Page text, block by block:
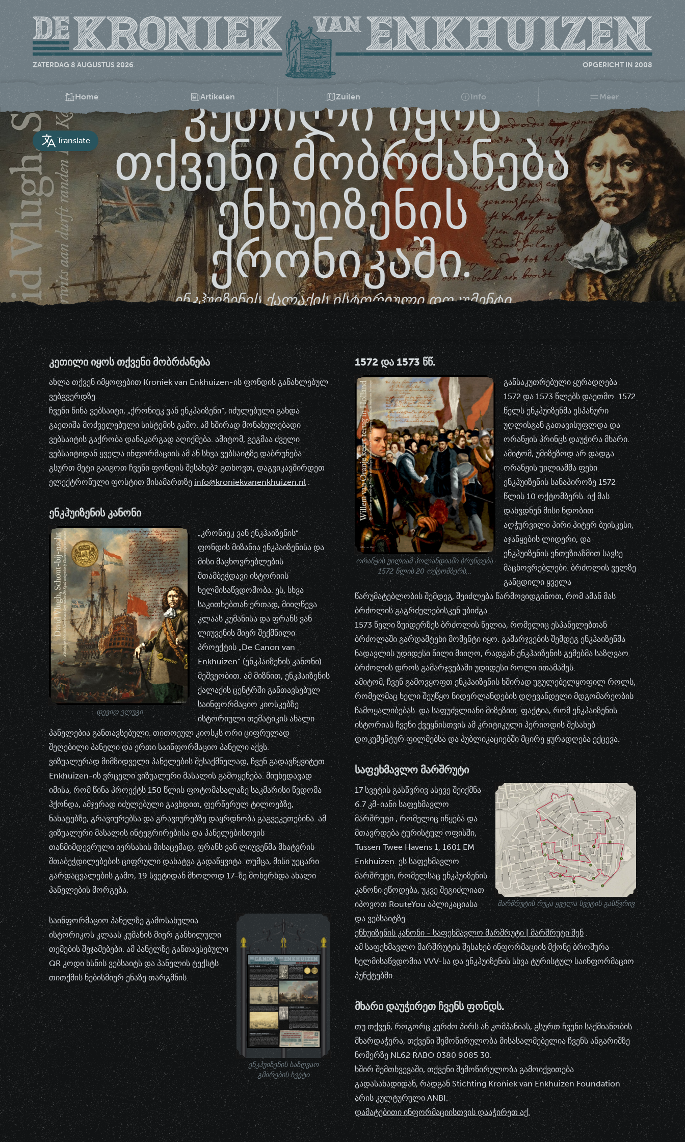
ZATERDAG 8 AUGUSTUS 2026 OPGERICHT IN 2008
Home Artikelen Zuilen Info Meer
Translate
კეთილი იყოს
თქვენი მობრძანება
ენხუიზენის
ქრონიკაში.
ენკჰუიზენის ქალაქის ისტორიული დოკუმენტი
ᲙᲔᲗᲘᲚᲘ ᲘᲧᲝᲡ ᲗᲥᲕᲔᲜᲘ ᲛᲝᲑᲠᲫᲐᲜᲔᲑᲐ
ახლა თქვენ იმყოფებით Kroniek van Enkhuizen-ის ფონდის განახლებულ
ვებგვერდზე.
ჩვენი წინა ვებსაიტი, „ქრონიეკ ვან ენკჰაიზენი“, იძულებული გახდა
გაეთიშა მოძველებული სისტემის გამო. ამ ხშირად მონახულებადი
ვებსაიტის გაქრობა დანაკარგად აღიქმება. ამიტომ, გეგმაა ძველი
ვებსაიტიდან ყველა ინფორმაციის ამ ან სხვა ვებსაიტზე დაბრუნება.
გსურთ მეტი გაიგოთ ჩვენი ფონდის შესახებ? გთხოვთ, დაგვიკავშირდეთ
ელექტრონული ფოსტით მისამართზე info@kroniekvanenkhuizen.nl .
ᲔᲜᲙᲰᲣᲘᲖᲔᲜᲘᲡ ᲙᲐᲜᲝᲜᲘ
დევიდ ვლუგი
„კრონიეკ ვან ენკჰაიზენის“
ფონდის მიზანია ენკჰაიზენისა და
მისი მაცხოვრებლების
შთამბეჭდავი ისტორიის
ხელმისაწვდომობა. ეს, სხვა
საკითხებთან ერთად, მიიღწევა
კლაას კუმანისა და ფრანს ვან
ლიუვენის მიერ შექმნილი
პროექტის „De Canon van
Enkhuizen“ (ენკჰაიზენის კანონი)
მეშვეობით. ამ მიზნით, ენკჰაიზენის
ქალაქის ცენტრში განთავსებულ
საინფორმაციო კიოსკებზე
ისტორიული თემატიკის ახალი
პანელებია განთავსებული. თითოეულ კიოსკს ორი ციფრულად
შეღებილი პანელი და ერთი საინფორმაციო პანელი აქვს.
ვიზუალურად მიმზიდველი პანელების შესაქმნელად, ჩვენ გადავწყვიტეთ
Enkhuizen-ის ვრცელი ვიზუალური მასალის გამოყენება. მიუხედავად
იმისა, რომ წინა პროექტს 150 წლის ფოტომასალაზე საკმარისი წვდომა
ჰქონდა, ამჯერად იძულებული გავხდით, ფერწერულ ტილოებზე,
ნახატებზე, გრავიურებსა და გრავიურებზე დაყრდნობა გაგვეკეთებინა. ამ
ვიზუალური მასალის ინტეგრირებისა და პანელებისთვის
თანმიმდევრული იერსახის მისაცემად, ფრანს ვან ლიუვენმა მხატვრის
შთაბეჭდილებების ციფრული დახატვა გადაწყვიტა. თუმცა, მისი უეცარი
გარდაცვალების გამო, 19 სვეტიდან მხოლოდ 17-ზე მოხერხდა ახალი
პანელების მორგება.
ენკჰუიზენის საზღვაო
გმირების სვეტი
საინფორმაციო პანელზე გამოსახულია
ისტორიკოს კლაას კუმანის მიერ განხილული
თემების შეჯამებები. ამ პანელზე განთავსებული
QR კოდი ხსნის ვებსაიტს და პანელის ტექსტს
თითქმის ნებისმიერ ენაზე თარგმნის.
1572 ᲓᲐ 1573 ᲬᲬ.
ორანჟის უილიამ ჰოლანდიაში ბრუნდება.
1572 წლის 20 ოქტომბერს...
განსაკუთრებული ყურადღება
1572 და 1573 წლებს დაეთმო. 1572
წელს ენკჰუიზენმა ესპანური
უღლისგან გათავისუფლდა და
ორანჟის პრინცს დაუჭირა მხარი.
ამიტომ, უმიზეზოდ არ დადგა
ორანჟის უილიამმა ფეხი
ენკჰუიზენის სანაპიროზე 1572
წლის 10 ოქტომბერს. იქ მას
დახვდნენ მისი ნდობით
აღჭურვილი პირი პიტერ ბუისკესი,
აჯანყების ლიდერი, და
ენკჰუიზენის ენთუზიაზმით სავსე
მაცხოვრებლები. ბრძოლის ველზე
განცდილი ყველა
წარუმატებლობის შემდეგ, შეიძლება წარმოვიდგინოთ, რომ ამან მას
ბრძოლის გაგრძელებისკენ უბიძგა.
1573 წელი ზუიდერზეს ბრძოლის წელია, რომელიც ესპანელებთან
ბრძოლაში გარდამტეხი მომენტი იყო. გამარჯვების შემდეგ ენკჰაიზენმა
ნადავლის უდიდესი წილი მიიღო, რადგან ენკჰაიზენის გემებმა საზღვაო
ბრძოლის დროს გამარჯვებაში უდიდესი როლი ითამაშეს.
ამიტომ, ჩვენ გამოვყოფთ ენკჰაიზენის ხშირად უგულებელყოფილ როლს,
რომელმაც ხელი შეუწყო ნიდერლანდების დღევანდელი მდგომარეობის
ჩამოყალიბებას. და საფუძვლიანი მიზეზით. ფაქტია, რომ ენკჰაიზენის
ისტორიას ჩვენი ქვეყნისთვის ამ კრიტიკული პერიოდის შესახებ
დოკუმენტურ ფილმებსა და პუბლიკაციებში მცირე ყურადღება ექცევა.
ᲡᲐᲤᲔᲮᲛᲐᲕᲚᲝ ᲛᲐᲠᲨᲠᲣᲢᲘ
მარშრუტის რუკა ყველა სვეტის გასწვრივ
17 სვეტის გასწვრივ ასევე შეიქმნა
6.7 კმ-იანისაფეხმავლო
მარშრუტი , რომელიც იწყება და
მთავრდება ტურისტულ ოფისში,
Tussen Twee Havens 1, 1601 EM
Enkhuizen. ეს საფეხმავლო
მარშრუტი, რომელსაც ენკჰუიზენის
კანონი ეწოდება, უკვე შეგიძლიათ
იპოვოთ RouteYou აპლიკაციასა
და ვებსაიტზე.
ენხუიზენის კანონი - საფეხმავლო მარშრუტი | მარშრუტი შენ .
ამ საფეხმავლო მარშრუტის შესახებ ინფორმაციის მქონე ბროშურა
ხელმისაწვდომია VVV-სა და ენკჰუიზენის სხვა ტურისტულ საინფორმაციო
პუნქტებში.
ᲛᲮᲐᲠᲘ ᲓᲐᲣᲭᲘᲠᲔᲗ ᲩᲕᲔᲜᲡ ᲤᲝᲜᲓᲡ.
თუ თქვენ, როგორც კერძო პირს ან კომპანიას, გსურთ ჩვენი საქმიანობის
მხარდაჭერა, თქვენი შემოწირულობა მისასალმებელია ჩვენს ანგარიშზე
ნომერზე NL62 RABO 0380 9085 30.
ხშირ შემთხვევაში, თქვენი შემოწირულობა გამოიქვითება
გადასახადიდან, რადგან Stichting Kroniek van Enkhuizen Foundation
არის კულტურული ANBI.
დამატებითი ინფორმაციისთვის დააჭირეთ აქ.